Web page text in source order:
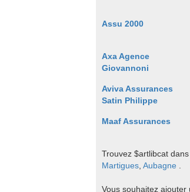
Assu 2000
Axa Agence
Giovannoni
Aviva Assurances
Satin Philippe
Maaf Assurances
Trouvez $artlibcat
Martigues Aubagne
Vous souhaitez